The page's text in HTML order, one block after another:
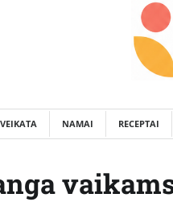
NAMAI RECEPTAI